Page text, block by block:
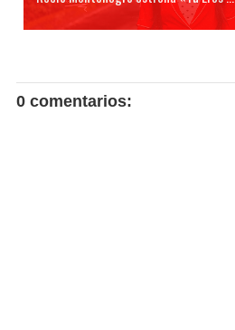
0 comentarios: